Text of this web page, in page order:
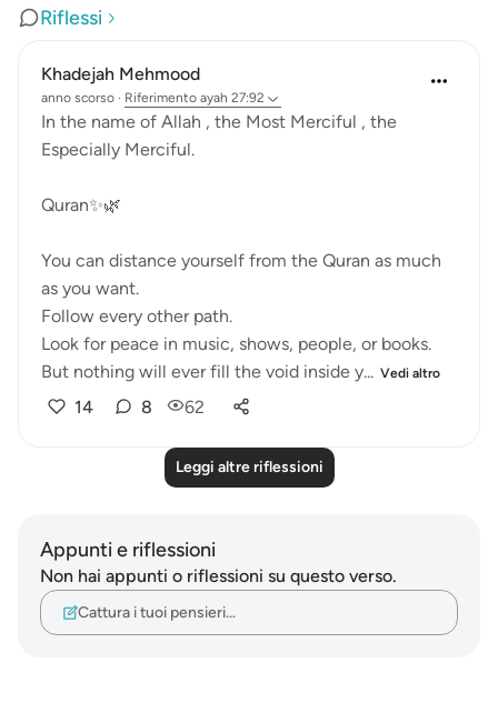
Riflessi
Khadejah Mehmood
anno scorso · Riferimento ayah 27:92
In the name of Allah , the Most Merciful , the
Especially Merciful.
Quran✨🌿
You can distance yourself from the Quran as much
as you want.
Follow every other path.
Look for peace in music, shows, people, or books.
But nothing will ever fill the void inside y... Vedi altro
14 8 62
Leggi altre riflessioni
Appunti e riflessioni
Non hai appunti o riflessioni su questo verso.
Cattura i tuoi pensieri…